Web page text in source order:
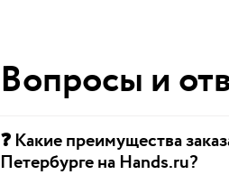
Вопросы и
❓ Какие преимущества
Петербурге на Hands.ru?